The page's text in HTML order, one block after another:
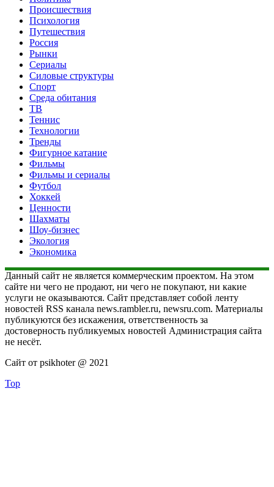
Происшествия
Психология
Путешествия
Россия
Рынки
Сериалы
Силовые структуры
Спорт
Среда обитания
ТВ
Теннис
Технологии
Тренды
Фигурное катание
Фильмы
Фильмы и сериалы
Футбол
Хоккей
Ценности
Шахматы
Шоу-бизнес
Экология
Экономика
Данный сайт не является коммерческим проектом. На этом
сайте ни чего не продают, ни чего не покупают, ни какие
услуги не оказываются. Сайт представляет собой ленту
новостей RSS канала news.rambler.ru, newsru.com. Материалы
публикуются без искажения, ответственность за
достоверность публикуемых новостей Администрация сайта
не несёт.
Сайт от psikhoter @ 2021
Top